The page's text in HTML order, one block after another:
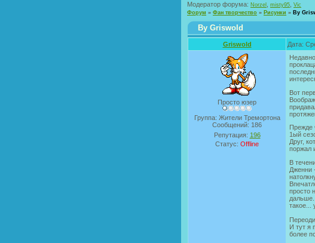
Модератор форума: Norzel misty95 Vic
Форум » Фан творчество » Рисунки » By
By Griswold
Griswold Дата:
Просто юзер
Группа: Жители Тремортона
Сообщений: 186
Репутация: 196
Статус: Offline
Вот
Прежде
1ый
Друг,
поржал
В
Дженни
просто
дальше.
такое...
И тут я
более